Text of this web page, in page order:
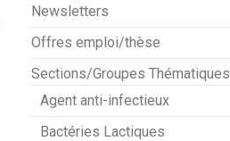
Newsletters
Offres emploi/thèse
Sections/Groupes Thématiques
Agent anti-infectieux
Bactéries Lactiques